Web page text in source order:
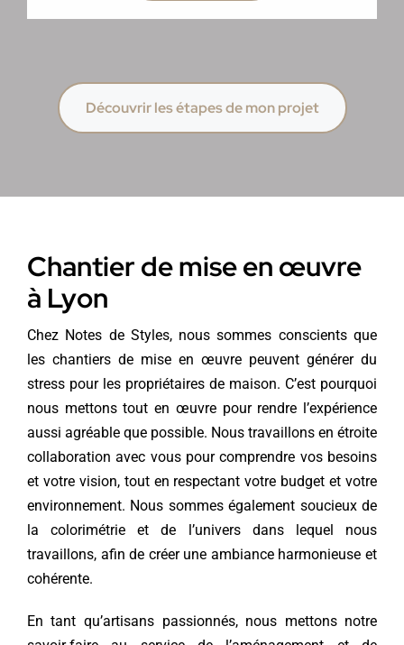
Découvrir les étapes de mon projet
Chantier de mise en œuvre
à Lyon
Chez Notes de Styles, nous sommes conscients que
les chantiers de mise en œuvre peuvent générer du
stress pour les propriétaires de maison. C’est pourquoi
nous mettons tout en œuvre pour rendre l’expérience
aussi agréable que possible. Nous travaillons en étroite
collaboration avec vous pour comprendre vos besoins
et votre vision, tout en respectant votre budget et votre
environnement. Nous sommes également soucieux de
la colorimétrie et de l’univers dans lequel nous
travaillons, afin de créer une ambiance harmonieuse et
cohérente.
En tant qu’artisans passionnés, nous mettons notre